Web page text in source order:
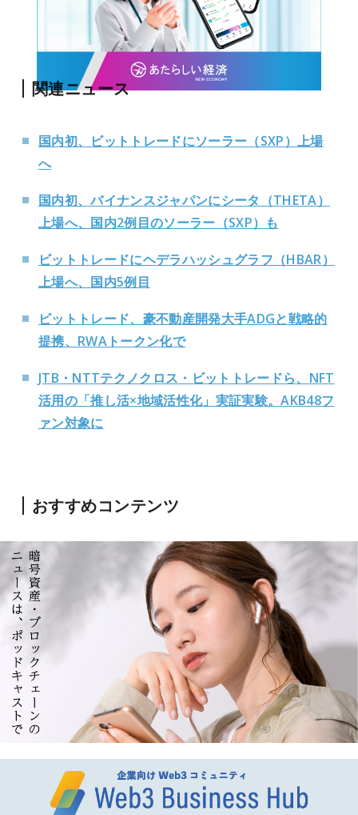
関連ニュース
国内初、ビットトレードにソーラー（SXP）上場
へ
国内初、バイナンスジャパンにシータ（THETA）
上場へ、国内2例目のソーラー（SXP）も
ビットトレードにヘデラハッシュグラフ（HBAR）
上場へ、国内5例目
ビットトレード、豪不動産開発大手ADGと戦略的
提携、RWAトークン化で
JTB・NTTテクノクロス・ビットトレードら、NFT
活用の「推し活×地域活性化」実証実験。AKB48フ
ァン対象に
おすすめコンテンツ